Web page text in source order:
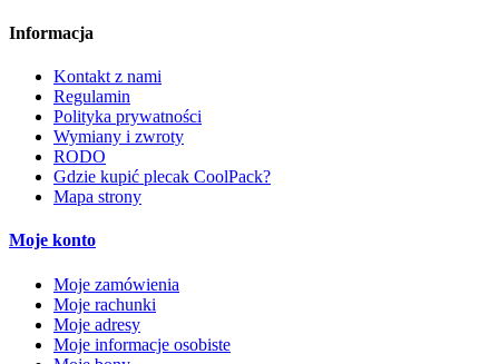
Informacja
Kontakt z nami
Regulamin
Polityka prywatności
Wymiany i zwroty
RODO
Gdzie kupić plecak CoolPack?
Mapa strony
Moje konto
Moje zamówienia
Moje rachunki
Moje adresy
Moje informacje osobiste